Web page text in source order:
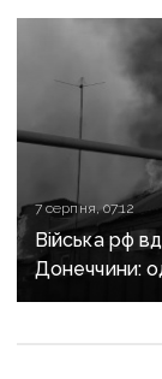
7 серпня, 07:12
Війська рф
Донеччини:
поранені